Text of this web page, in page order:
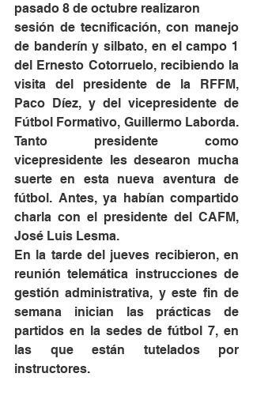
pasado 8 de octubre realizaron
sesión de tecnificación, con manejo
de banderín y silbato, en el campo 1
del Ernesto Cotorruelo, recibiendo la
visita del presidente de la RFFM,
Paco Díez, y del vicepresidente de
Fútbol Formativo, Guillermo Laborda.
Tanto presidente como
vicepresidente les desearon mucha
suerte en esta nueva aventura de
fútbol. Antes, ya habían compartido
charla con el presidente del CAFM,
José Luis Lesma.
En la tarde del jueves recibieron, en
reunión telemática instrucciones de
gestión administrativa, y este fin de
semana inician las prácticas de
partidos en la sedes de fútbol 7, en
las que están tutelados por
instructores.